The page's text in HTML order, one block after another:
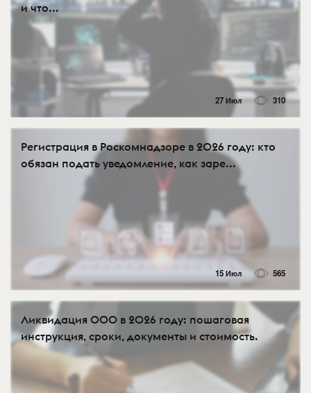
и что...
27 Июл 310
Регистрация в Роскомнадзоре в 2026 году: кто
обязан подать уведомление, как заре...
15 Июл 565
Ликвидация ООО в 2026 году: пошаговая
инструкция, сроки, документы и стоимость.